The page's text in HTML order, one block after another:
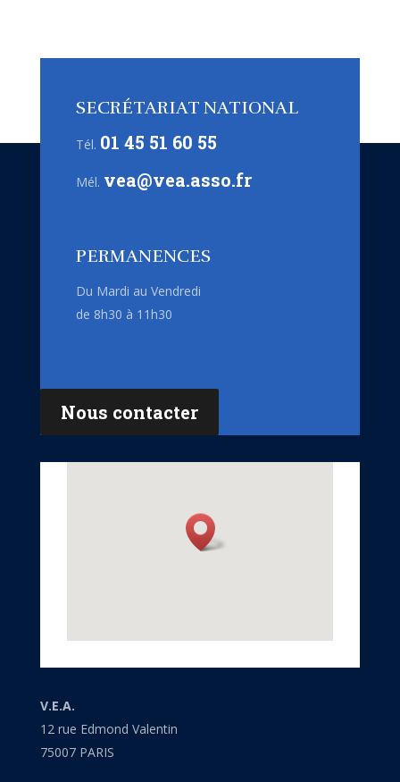
SECRÉTARIAT NATIONAL
Tél. 01 45 51 60 55
Mél. vea@vea.asso.fr
PERMANENCES
Du Mardi au Vendredi
de 8h30 à 11h30
Nous contacter
V.E.A.
12 rue Edmond Valentin
75007 PARIS